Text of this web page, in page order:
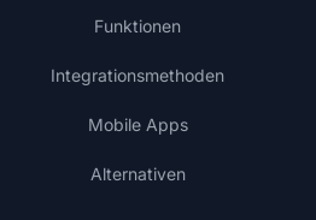
Funktionen
Integrationsmethoden
Mobile Apps
Alternativen